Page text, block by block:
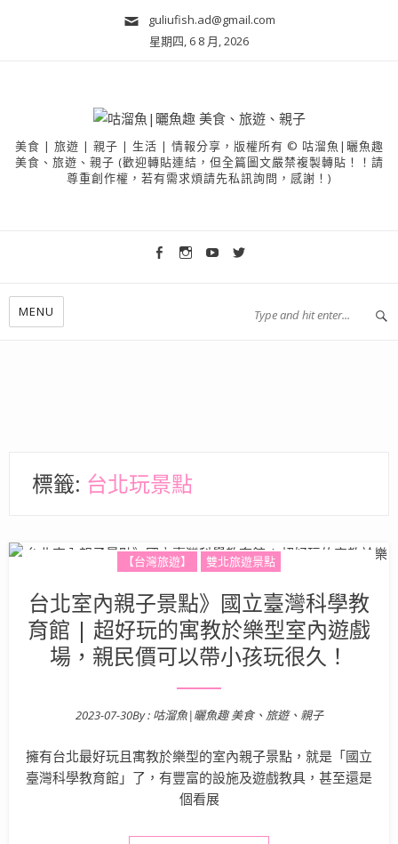
guliufish.ad@gmail.com
星期四, 6 8 月, 2026
美食 | 旅遊 | 親子 | 生活 | 情報分享，版權所有 © 咕溜魚|曬魚趣
美食、旅遊、親子 (歡迎轉貼連結，但全篇圖文嚴禁複製轉貼！！請
尊重創作權，若有需求煩請先私訊詢問，感謝！)
MENU
標籤: 台北玩景點
【台灣旅遊】 雙北旅遊景點
台北室內親子景點》國立臺灣科學教
育館 | 超好玩的寓教於樂型室內遊戲
場，親民價可以帶小孩玩很久！
Posted on
2023-07-30By : 咕溜魚|曬魚趣 美食、旅遊、親子
擁有台北最好玩且寓教於樂型的室內親子景點，就是「國立
臺灣科學教育館」了，有豐富的設施及遊戲教具，甚至還是
個看展